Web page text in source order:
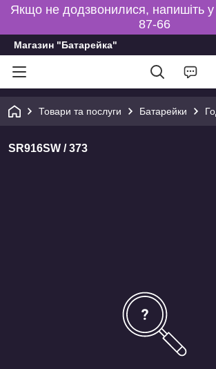
Якщо не додзвонилися, напишіть
87-66
Магазин "Батарейка"
Товари та послуги Батарейки
SR916SW / 373